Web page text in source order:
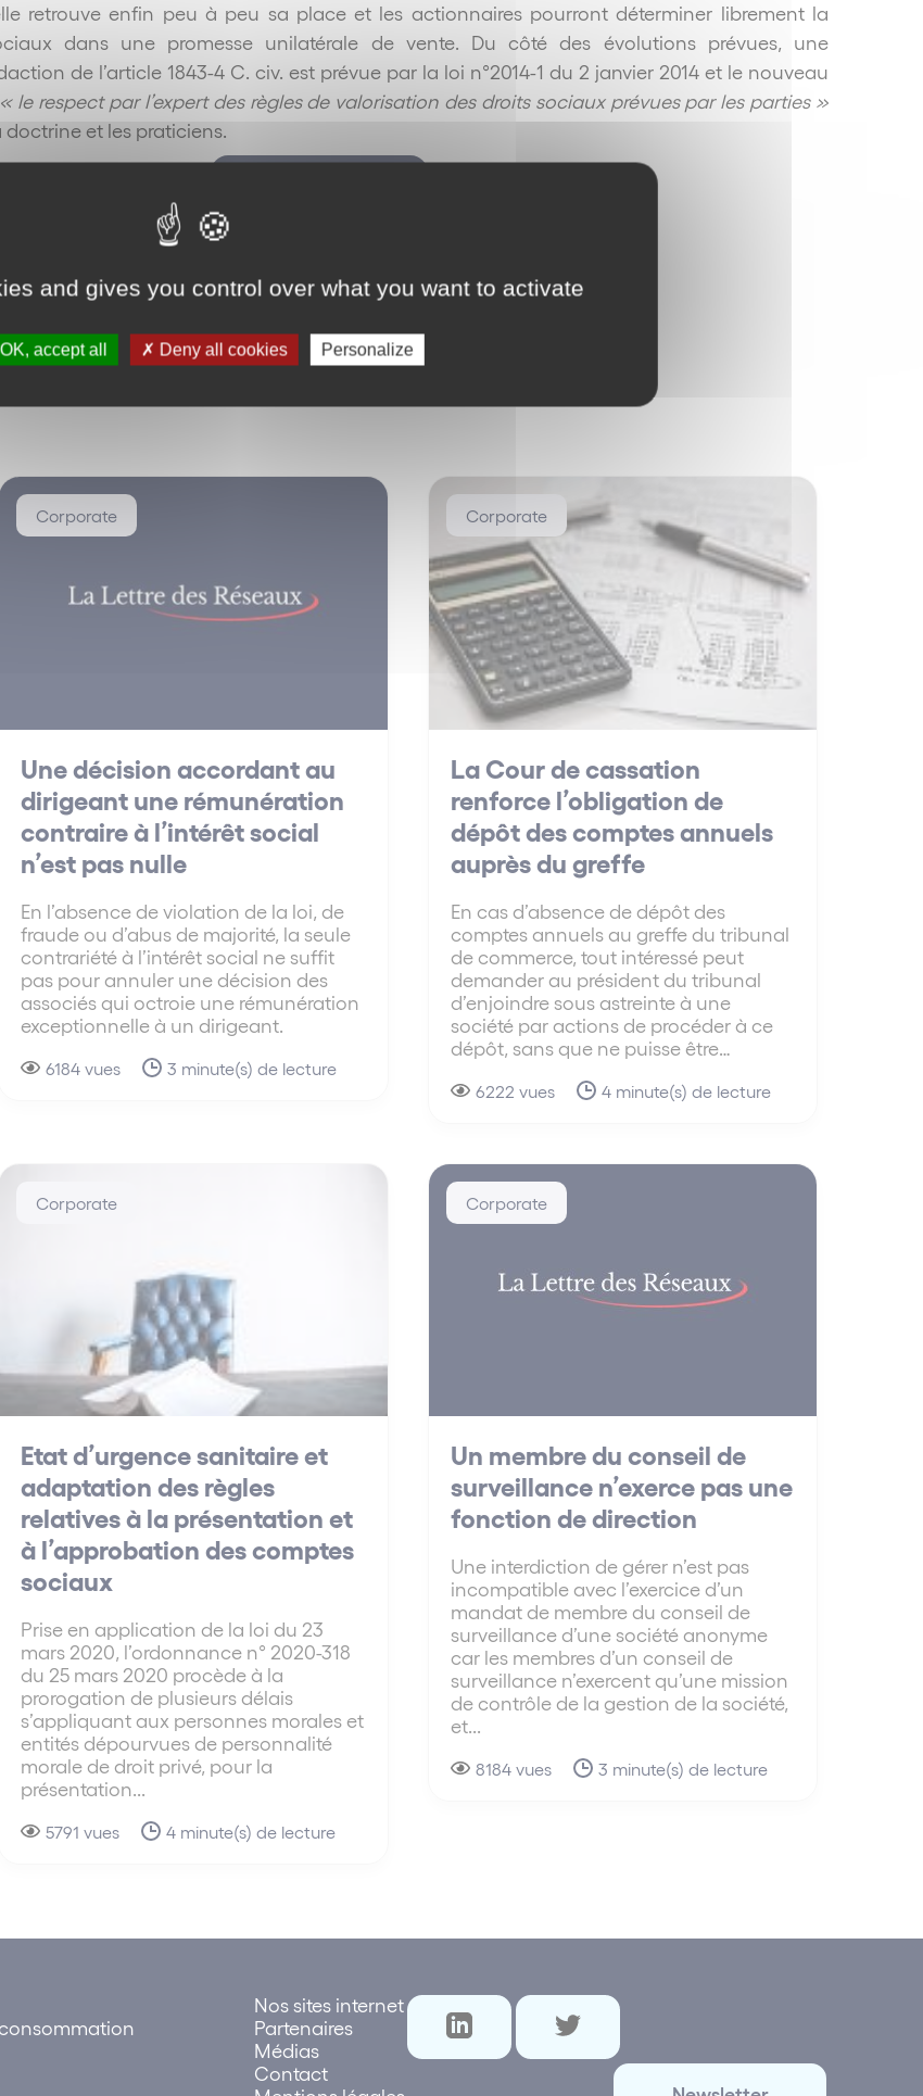
retrouve enfin peu à peu sa place et les actionnaires pourront déterminer librement la
dans une promesse unilatérale de vente. Du côté des évolutions prévues, une
de l’article 1843-4 C. civ. est prévue par la loi n°2014-1 du 2 janvier 2014 et le nouveau
« le respect par l’expert des règles de valorisation des droits sociaux prévues par les parties »
et les praticiens.
Corporate
Une décision accordant au
dirigeant une rémunération
contraire à l’intérêt social
n’est pas nulle
En l’absence de violation de la loi, de
fraude ou d’abus de majorité, la seule
contrariété à l’intérêt social ne suffit
pas pour annuler une décision des
associés qui octroie une rémunération
exceptionnelle à un dirigeant.
6184 vues 3 minute(s) de lecture
Corporate
La Cour de cassation
renforce l’obligation de
dépôt des comptes annuels
auprès du greffe
En cas d’absence de dépôt des
comptes annuels au greffe du tribunal
de commerce, tout intéressé peut
demander au président du tribunal
d’enjoindre sous astreinte à une
société par actions de procéder à ce
dépôt, sans que ne puisse être…
6222 vues 4 minute(s) de lecture
Corporate
Etat d’urgence sanitaire et
adaptation des règles
relatives à la présentation et
à l’approbation des comptes
sociaux
Prise en application de la loi du 23
mars 2020, l’ordonnance n° 2020-318
du 25 mars 2020 procède à la
prorogation de plusieurs délais
s’appliquant aux personnes morales et
entités dépourvues de personnalité
morale de droit privé, pour la
présentation...
5791 vues 4 minute(s) de lecture
Corporate
Un membre du conseil de
surveillance n’exerce pas une
fonction de direction
Une interdiction de gérer n’est pas
incompatible avec l’exercice d’un
mandat de membre du conseil de
surveillance d’une société anonyme
car les membres d’un conseil de
surveillance n’exercent qu’une mission
de contrôle de la gestion de la société,
et...
8184 vues 3 minute(s) de lecture
Nos sites internet
Partenaires
Médias
Contact
and gives you control over what you want to activate
OK, accept all Deny all cookies Personalize